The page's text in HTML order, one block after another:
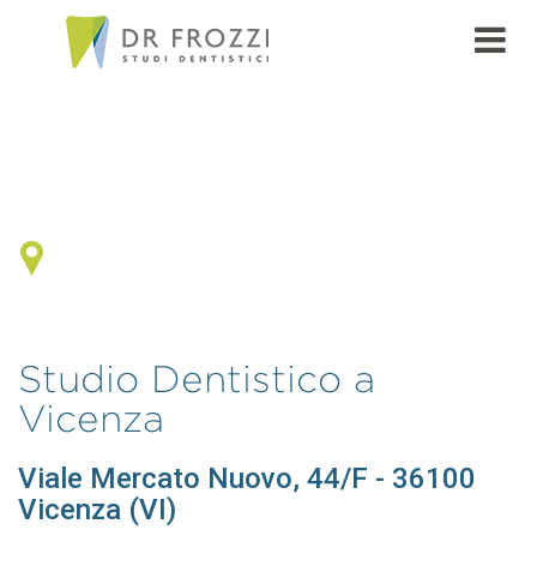
Studio Dentistico a
Vicenza
Viale Mercato Nuovo, 44/F - 36100
Vicenza (VI)